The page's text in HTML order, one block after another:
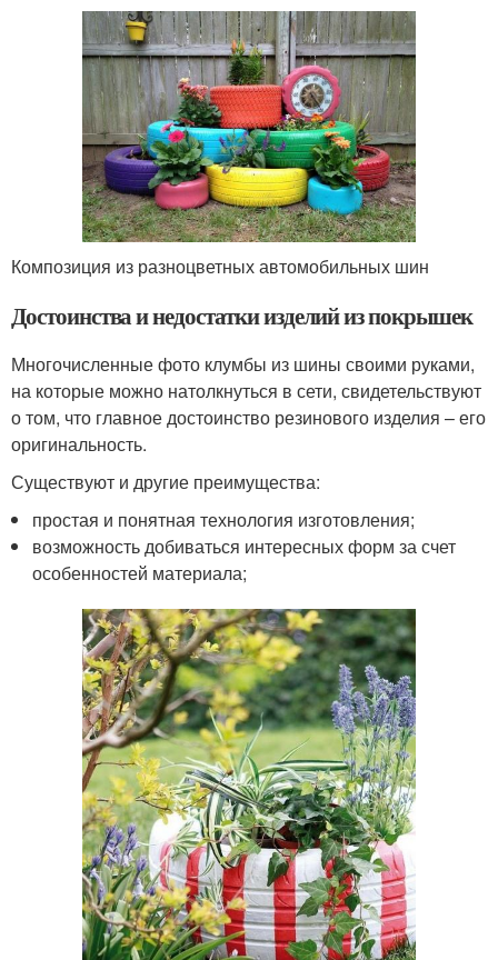
Композиция из разноцветных автомобильных шин
Достоинства и недостатки изделий из покрышек
Многочисленные фото клумбы из шины своими руками,
на которые можно натолкнуться в сети, свидетельствуют
о том, что главное достоинство резинового изделия – его
оригинальность.
Существуют и другие преимущества:
простая и понятная технология изготовления;
возможность добиваться интересных форм за счет
особенностей материала;